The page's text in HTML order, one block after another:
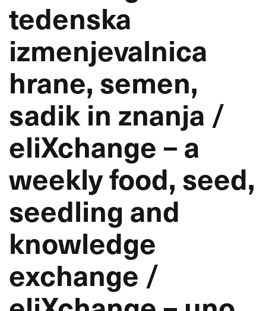
tedenska
izmenjevalnica
hrane, semen,
sadik in znanja /
eliXchange – a
weekly food, seed,
seedling and
knowledge
exchange /